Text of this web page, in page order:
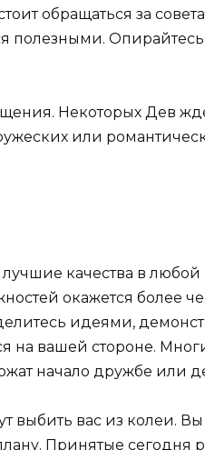
обращаться за
полезными.
Некоторых Дев
или
лучшие качества в
окажется более
идеями,
вашей стороне.
начало дружбе или
выбить вас из колеи.
Принятые сегодня